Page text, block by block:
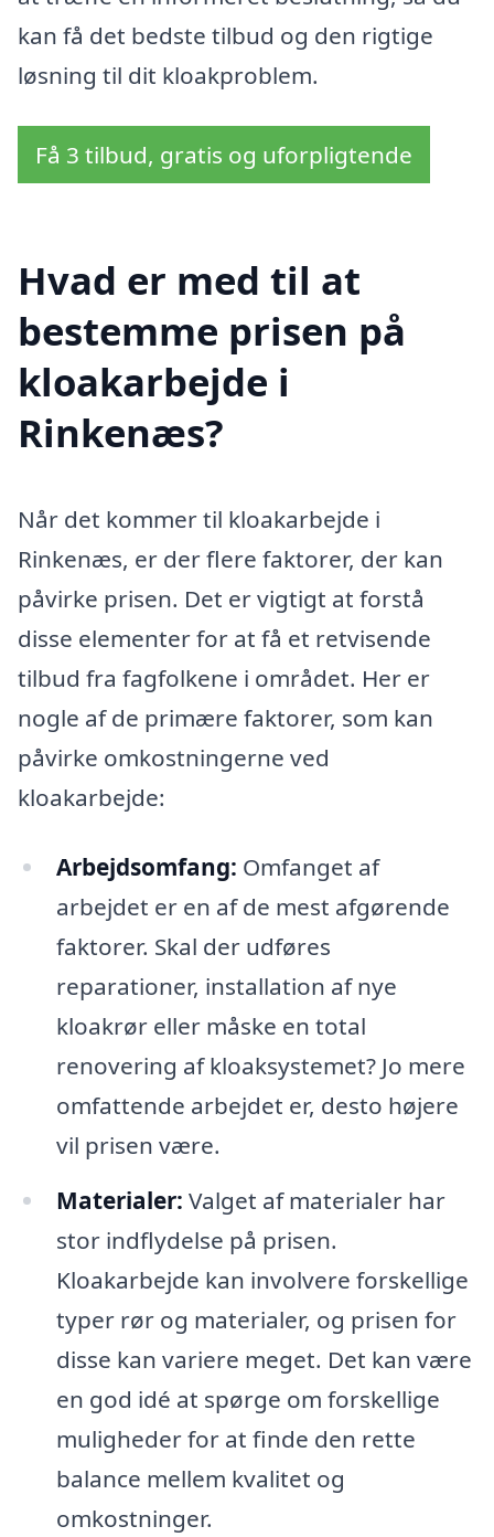
kan få det bedste tilbud og den rigtige
løsning til dit kloakproblem.
Få 3 tilbud, gratis og uforpligtende
Hvad er med til at
bestemme prisen på
kloakarbejde i
Rinkenæs?
Når det kommer til kloakarbejde i
Rinkenæs, er der flere faktorer, der kan
påvirke prisen. Det er vigtigt at forstå
disse elementer for at få et retvisende
tilbud fra fagfolkene i området. Her er
nogle af de primære faktorer, som kan
påvirke omkostningerne ved
kloakarbejde:
Arbejdsomfang: Omfanget af
arbejdet er en af de mest afgørende
faktorer. Skal der udføres
reparationer, installation af nye
kloakrør eller måske en total
renovering af kloaksystemet? Jo mere
omfattende arbejdet er, desto højere
vil prisen være.
Materialer: Valget af materialer har
stor indflydelse på prisen.
Kloakarbejde kan involvere forskellige
typer rør og materialer, og prisen for
disse kan variere meget. Det kan være
en god idé at spørge om forskellige
muligheder for at finde den rette
balance mellem kvalitet og
omkostninger.